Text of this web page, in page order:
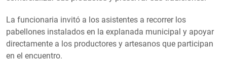
La funcionaria invitó a los asistentes a recorrer los
pabellones instalados en la explanada municipal y apoyar
directamente a los productores y artesanos que participan
en el encuentro.